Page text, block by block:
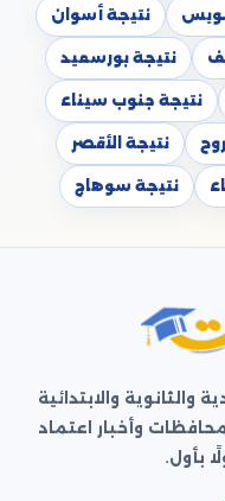
نتيجة أسوان
نتيجة بورسعيد
نتيجة جنوب سيناء
نتيجة الأقصر
نتيجة سوهاج
والثانوية والابتدائية
وأخبار اعتماد
بأول.